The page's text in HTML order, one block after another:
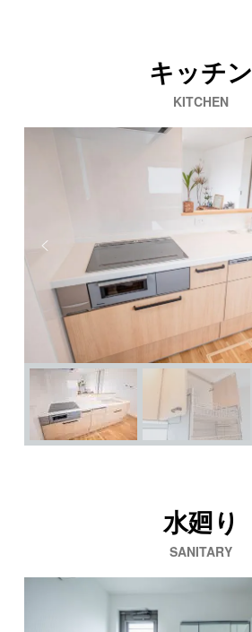
キッチン
KITCHEN
水廻り
SANITARY